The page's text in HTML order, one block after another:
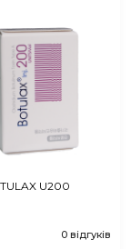
U200
0 відгуків